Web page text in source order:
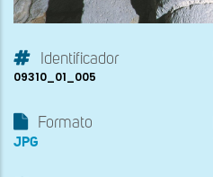
Identificador
09310_01_005
Formato
JPG